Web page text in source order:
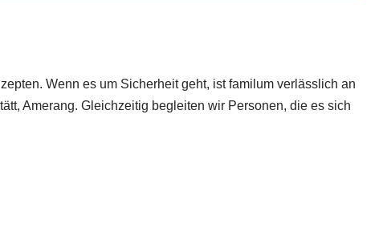
Wenn es um Sicherheit geht, ist familum verlässlich an
Amerang. Gleichzeitig begleiten wir Personen, die es sich